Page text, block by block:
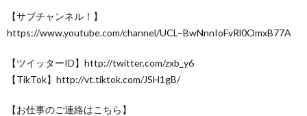
【サブチャンネル！】
https://www.youtube.com/channel/UCL–BwNnnIoFvRl0OmxB77A
【ツイッターID】http://twitter.com/zxb_y6
【TikTok】http://vt.tiktok.com/JSH1gB/
【お仕事のご連絡はこちら】